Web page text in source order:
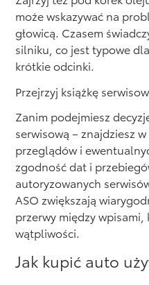
może wskazywać na
głowicą. Czasem
silniku, co jest typowe
krótkie odcinki.
Przejrzyj książkę
Zanim podejmiesz
serwisową – znajdziesz
przeglądów i
zgodność dat i
autoryzowanych
ASO zwiększają
przerwy między
wątpliwości.
Jak kupić auto